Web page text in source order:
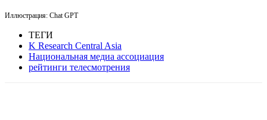
Иллюстрация: Chat GPT
ТЕГИ
K Research Central Asia
Национальная медиа ассоциация
рейтинги телесмотрения